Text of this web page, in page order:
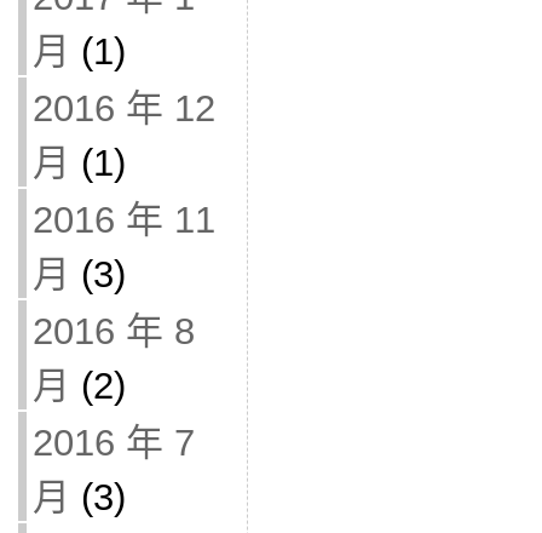
月 (1)
2016 年 12
月 (1)
2016 年 11
月 (3)
2016 年 8
月 (2)
2016 年 7
月 (3)